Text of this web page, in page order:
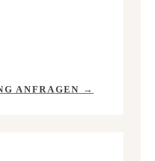
ANFRAGEN →